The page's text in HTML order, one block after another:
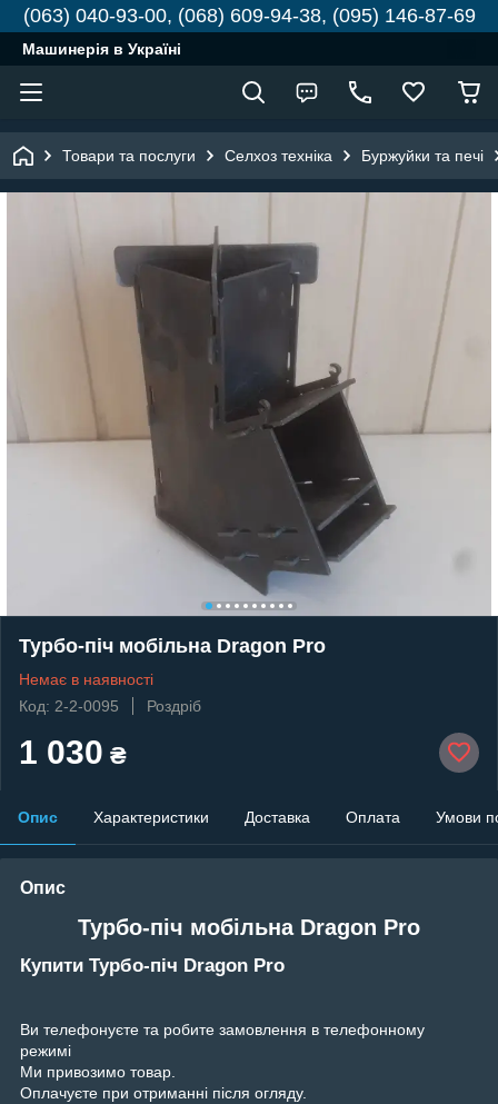
(063) 040-93-00, (068) 609-94-38, (095) 146-87-69
Машинерія в Україні
Товари та послуги Селхоз техніка Буржуйки та печі
Турбо-піч мобільна Dragon Pro
Немає в наявності
Код: 2-2-0095
Роздріб
1 030 ₴
Опис Характеристики Доставка Оплата Умови
Опис
Турбо-піч мобільна Dragon Pro
Купити Турбо-піч Dragon Pro
Ви телефонуєте та робите замовлення в телефонному
режимі
Ми привозимо товар.
Оплачуєте при отриманні після огляду.